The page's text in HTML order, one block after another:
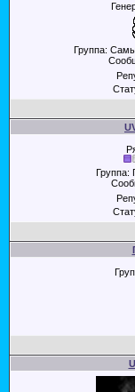
Группа:
Группа: